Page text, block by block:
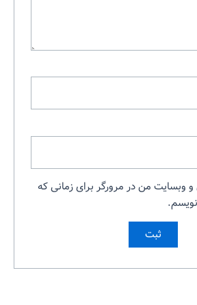
و وبسایت من در مرورگر برای زمانی که